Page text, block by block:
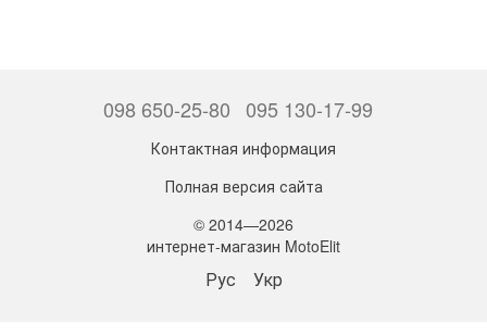
098 650-25-80 095 130-17-99
Контактная информация
Полная версия сайта
© 2014—2026
интернет-магазин MotoElit
Рус Укр